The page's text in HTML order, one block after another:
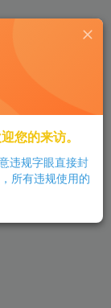
您的来访。
违规字眼直接封
所有违规使用的